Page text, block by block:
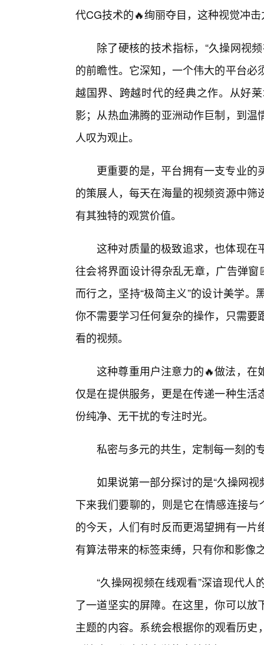
代CG技术的🔥绚丽夺目，这种视觉冲
除了硬核的技术指标，“久操网视
的前瞻性。它深知，一个伟大的平台
越国界、跨越时代的经典之作。从好
影；从热血沸腾的亚洲动作巨制，到
人叹为观止。
更重要的是，平台拥有一支专业
的策展人，每天在海量的视频资源中
有其独特的观赏价值。
这种对质量的极致追求，也体现在
往会将界面设计得杂乱无章，广告弹
而行之，坚持“极简主义”的设计美学
你不需要学习任何复杂的操作，只需
看的视频。
这种尊重用户注意力的🔥做法，在
仅是在提供服务，更是在传递一种生
份纯净、无干扰的专注时光。
私密与多元的共生，定制每一刻的
如果说第一部分探讨的是“久操网
下来我们要聊的，则是它在情感连接
的今天，人们有时反而更渴望拥有一
有算法带来的标签束缚，只有你和影像
“久操网视频在线观看”深谙现代
了一道坚实的屏障。在这里，你可以
主题的内容。系统会根据你的观看历